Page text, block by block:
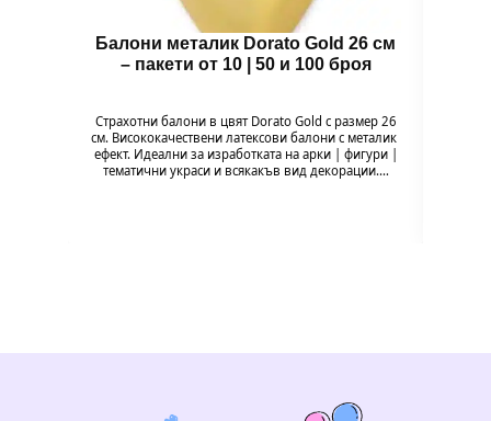
Балони металик Dorato Gold 26 см
– пакети от 10 | 50 и 100 броя
Страхотни балони в цвят Dorato Gold с размер 26
см. Висококачествени латексови балони с металик
ефект. Идеални за изработката на арки | фигури |
тематични украси и всякакъв вид декорации.…